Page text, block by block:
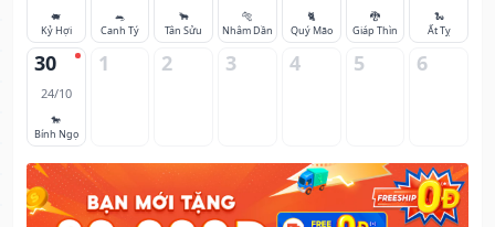
🐖
Kỷ Hợi
🐀
Canh Tý
🐂
Tân Sửu
🐅
Nhâm Dần
🐈
Quý Mão
🐉
Giáp Thìn
🐍
Ất Tỵ
30
24/10
🐎
Bính Ngọ
1 2 3 4 5 6